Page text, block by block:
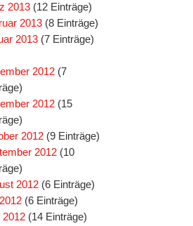
2013 (12 Einträge)
2013 (8 Einträge)
2013 (7 Einträge)
2012 (7
2012 (15
2012 (9 Einträge)
2012 (10
2012 (6 Einträge)
(6 Einträge)
2012 (14 Einträge)